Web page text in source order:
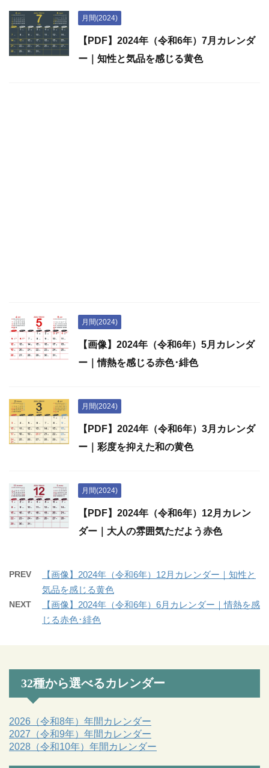
月間(2024)
【PDF】2024年（令和6年）7月カレンダ
ー｜知性と気品を感じる黄色
月間(2024)
【画像】2024年（令和6年）5月カレンダ
ー｜情熱を感じる赤色･緋色
月間(2024)
【PDF】2024年（令和6年）3月カレンダ
ー｜彩度を抑えた和の黄色
月間(2024)
【PDF】2024年（令和6年）12月カレン
ダー｜大人の雰囲気ただよう赤色
PREV
【画像】2024年（令和6年）12月カレンダー｜知性と
気品を感じる黄色
NEXT
【画像】2024年（令和6年）6月カレンダー｜情熱を感
じる赤色･緋色
32種から選べるカレンダー
2026（令和8年）年間カレンダー
2027（令和9年）年間カレンダー
2028（令和10年）年間カレンダー